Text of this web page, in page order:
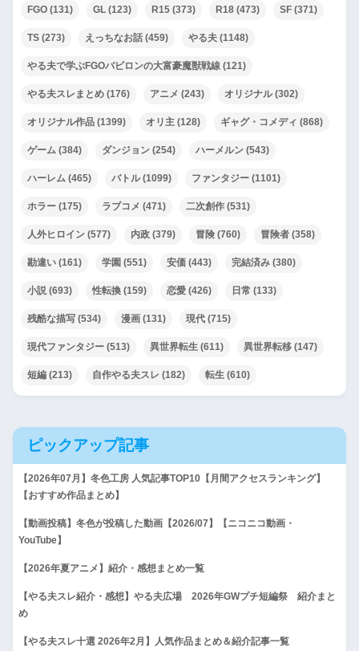
FGO (131) GL (123) R15 (373) R18 (473) SF (371)
TS (273) えっちなお話 (459) やる夫 (1148)
やる夫で学ぶFGOバビロンの大富豪魔獣戦線 (121)
やる夫スレまとめ (176) アニメ (243) オリジナル(302)
オリジナル作品 (1399) オリ主 (128) ギャグ・コメディ (868)
ゲーム (384) ダンジョン (254) ハーメルン (543)
ハーレム (465) バトル(1099) ファンタジー (1101)
ホラー (175) ラブコメ (471) 二次創作 (531)
人外ヒロイン (577) 内政 (379) 冒険 (760) 冒険者 (358)
勘違い (161) 学園 (551) 安価 (443) 完結済み (380)
小説(693) 性転換 (159) 恋愛 (426) 日常 (133)
残酷な描写 (534) 漫画 (131) 現代 (715)
現代ファンタジー (513) 異世界転生 (611) 異世界転移 (147)
短編 (213) 自作やる夫スレ (182) 転生 (610)
ピックアップ記事
【2026年07月】冬色工房 人気記事TOP10【月間アクセスランキング】
【おすすめ作品まとめ】
【動画投稿】冬色が投稿した動画【2026/07】【ニコニコ動画・
YouTube】
【2026年夏アニメ】紹介・感想まとめ一覧
【やる夫スレ紹介・感想】やる夫広場 2026年GWプチ短編祭 紹介まと
め
【やる夫スレ十選 2026年2月】人気作品まとめ＆紹介記事一覧